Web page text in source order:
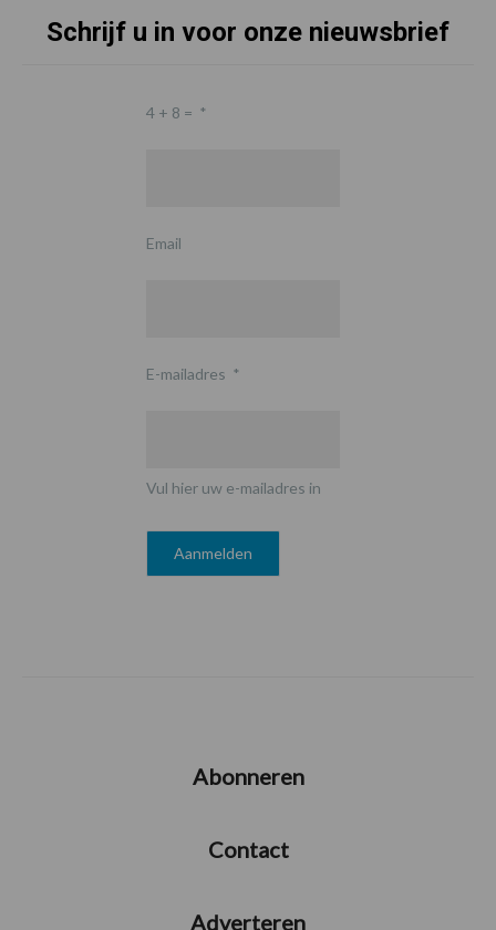
Schrijf u in voor onze nieuwsbrief
4 + 8 = *
Email
E-mailadres *
Vul hier uw e-mailadres in
Abonneren
Contact
Adverteren